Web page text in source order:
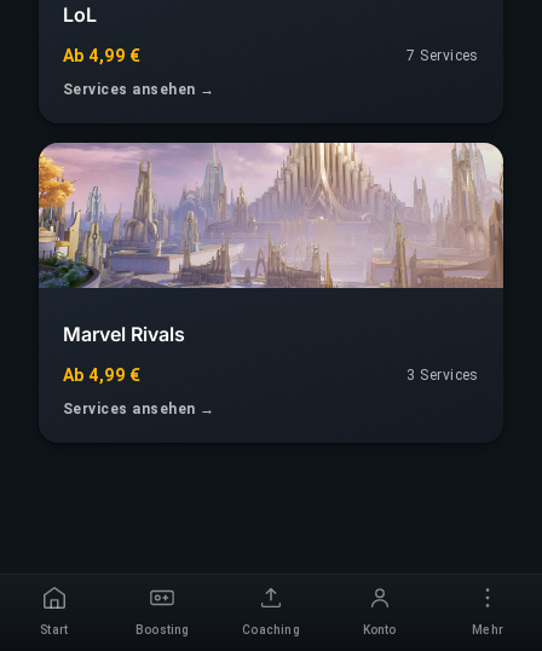
LoL
Ab 4,99 €
7 Services
Services ansehen →
Marvel Rivals
Ab 4,99 €
3 Services
Services ansehen →
Start Boosting Coaching Konto Mehr